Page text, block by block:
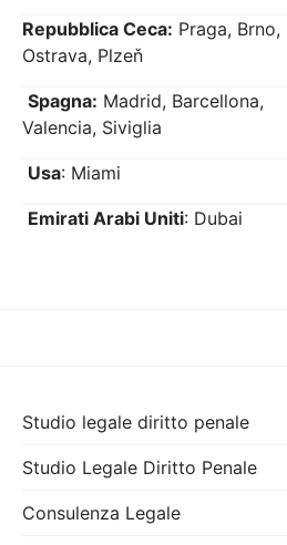
Repubblica Ceca: Praga, Brno,
Ostrava, Plzeň
Spagna: Madrid, Barcellona,
Valencia, Siviglia
Usa: Miami
Emirati Arabi Uniti: Dubai
Studio legale diritto penale
Studio Legale Diritto Penale
Consulenza Legale